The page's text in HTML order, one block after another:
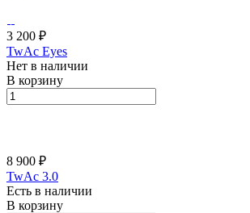
3 200 ₽
TwAc Eyes
Нет в наличии
В корзину
8 900 ₽
TwAc 3.0
Есть в наличии
В корзину